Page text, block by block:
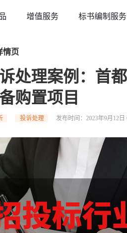
增值服务 标书编制服务
情页
处理案例：首
购置项目
投诉处理 发布时间：2023年9月12日